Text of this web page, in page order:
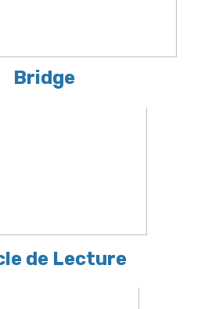
Bridge
de Lecture